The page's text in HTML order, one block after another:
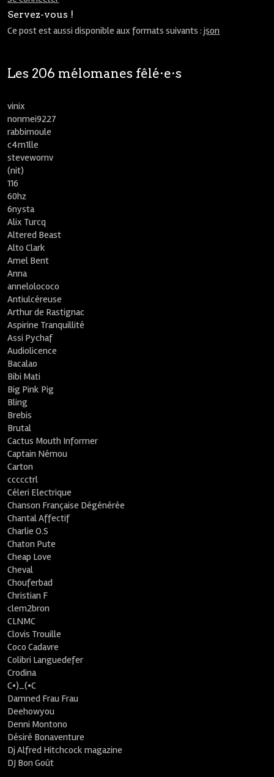
Servez-vous !
Ce post est aussi disponible aux formats suivants :json
Les 206 mélomanes fêlé⋅e⋅s
vinix
nonmei9227
rabbimoule
c4m1lle
stevewornv
(nit)
116
60hz
6nysta
Alix Turcq
Altered Beast
Alto Clark
Amel Bent
Anna
annelolococo
Antiulcéreuse
Arthur de Rastignac
Aspirine Tranquillité
Assi Pychaf
Audiolicence
Bacalao
Bibi Mati
Big Pink Pig
Bling
Brebis
Brutal
Cactus Mouth Informer
Captain Némou
Carton
ccccctrl
Céleri Electrique
Chanson Française Dégénérée
Chantal Affectif
Charlie O.S
Chaton Pute
Cheap Love
Cheval
Chouferbad
Christian F
clem2bron
CLNMC
Clovis Trouille
Coco Cadavre
Colibri Languedefer
Crodina
C•)_(•C
Damned Frau Frau
Deehowyou
Denni Montono
Désiré Bonaventure
Dj Alfred Hitchcock magazine
DJ Bon Goût